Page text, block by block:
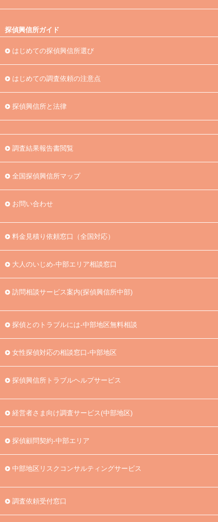
探偵興信所ガイド
はじめての探偵興信所選び
はじめての調査依頼の注意点
探偵興信所と法律
調査結果報告書閲覧
全国探偵興信所マップ
お問い合わせ
料金見積り依頼窓口（全国対応）
大人のいじめ-中部エリア相談窓口
訪問相談サービス案内(探偵興信所中部)
探偵とのトラブルには-中部地区無料相談
女性探偵対応の相談窓口-中部地区
探偵興信所トラブルヘルプサービス
経営者さま向け調査サービス(中部地区)
探偵顧問契約-中部エリア
中部地区リスクコンサルティングサービス
調査依頼受付窓口